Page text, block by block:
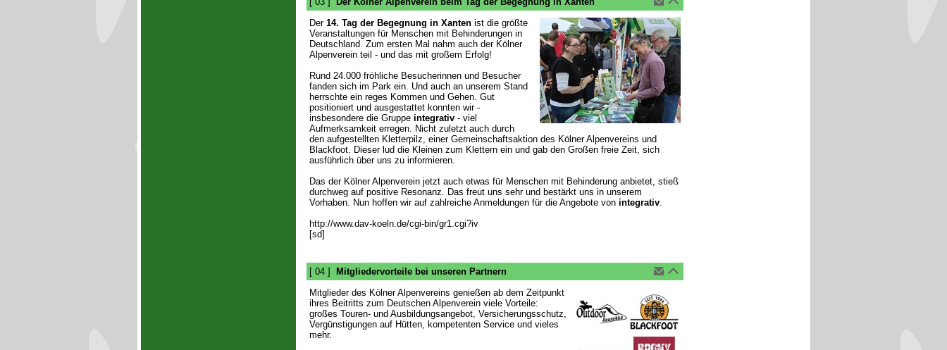
Der 14. Tag der Begegnung in Xantenist die größte
Veranstaltungen für Menschen mit Behinderungen in
Deutschland. Zum ersten Mal nahm auch der Kölner
Alpenverein teil - und das mit großem Erfolg!
Rund 24.000 fröhliche Besucherinnen und Besucher
fanden sich im Park ein. Und auch an unserem Stand
herrschte ein reges Kommen und Gehen. Gut
positioniert und ausgestattet konnten wir -
insbesondere die Gruppe integrativ- viel
Aufmerksamkeit erregen. Nicht zuletzt auch durch
den aufgestellten Kletterpilz, einer Gemeinschaftsaktion des Kölner Alpenvereins und
Blackfoot. Dieser lud die Kleinen zum Klettern ein und gab den Großen freie Zeit, sich
ausführlich über uns zu informieren.
Das der Kölner Alpenverein jetzt auch etwas für Menschen mit Behinderung anbietet, stieß
durchweg auf positive Resonanz. Das freut uns sehr und bestärkt uns in unserem
Vorhaben. Nun hoffen wir auf zahlreiche Anmeldungen für die Angebote von integrativ.
http://www.dav-koeln.de/cgi-bin/gr1.cgi?iv
[sd]
[ 04 ]
Mitgliedervorteile bei unseren Partnern
Mitglieder des Kölner Alpenvereins genießen ab dem Zeitpunkt
ihres Beitritts zum Deutschen Alpenverein viele Vorteile:
großes Touren- und Ausbildungsangebot, Versicherungsschutz,
Vergünstigungen auf Hütten, kompetenten Service und vieles
mehr.